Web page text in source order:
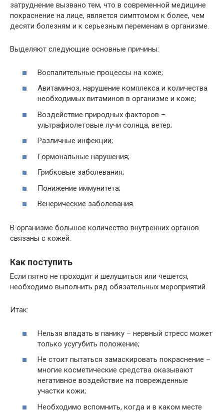
затруднение вызвано тем, что в современной медицине
покраснение на лице, является симптомом к более, чем
десяти болезням и к серьезным переменам в организме.
Выделяют следующие основные причины:
Воспалительные процессы на коже;
Авитаминоз, нарушение комплекса и количества
необходимых витаминов в организме и коже;
Воздействие природных факторов –
ультрафиолетовые лучи солнца, ветер;
Различные инфекции;
Гормональные нарушения;
Грибковые заболевания;
Понижение иммунитета;
Венерические заболевания.
В организме большое количество внутренних органов
связаны с кожей.
Как поступить
Если пятно не проходит и шелушиться или чешется,
необходимо выполнить ряд обязательных мероприятий.
Итак:
Нельзя впадать в панику – нервный стресс может
только усугубить положение;
Не стоит пытаться замаскировать покраснение –
многие косметические средства оказывают
негативное воздействие на поврежденные
участки кожи;
Необходимо вспомнить, когда и в каком месте